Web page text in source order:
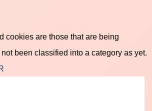
cookies are those that are being
been classified into a category as yet.